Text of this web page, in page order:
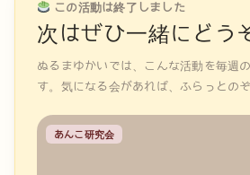
この活動は終了しました
次はぜひ一緒にどう
ぬるまゆかいでは、こんな活動を毎週
す。気になる会があれば、ふらっとの
あんこ研究会